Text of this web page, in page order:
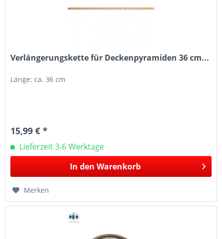
Verlängerungskette für Deckenpyramiden 36 cm...
Länge: ca. 36 cm
15,99 € *
Lieferzeit 3-6 Werktage
In den Warenkorb
Merken